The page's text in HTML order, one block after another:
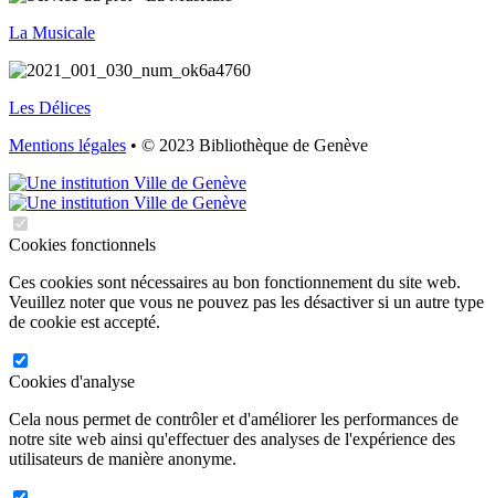
La Musicale
Les Délices
Mentions légales • © 2023 Bibliothèque de Genève
Cookies fonctionnels
Ces cookies sont nécessaires au bon fonctionnement du site web.
Veuillez noter que vous ne pouvez pas les désactiver si un autre type
de cookie est accepté.
Cookies d'analyse
Cela nous permet de contrôler et d'améliorer les performances de
notre site web ainsi qu'effectuer des analyses de l'expérience des
utilisateurs de manière anonyme.